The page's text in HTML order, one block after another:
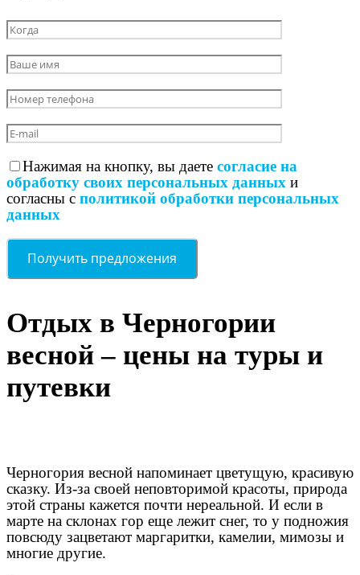
Нажимая на кнопку, вы даете согласие на
обработку своих персональных данных и
согласны с политикой обработки персональных
данных
Отдых в Черногории
весной – цены на туры и
путевки
Черногория весной напоминает цветущую, красивую
сказку. Из-за своей неповторимой красоты, природа
этой страны кажется почти нереальной. И если в
марте на склонах гор еще лежит снег, то у подножия
повсюду зацветают маргаритки, камелии, мимозы и
многие другие.